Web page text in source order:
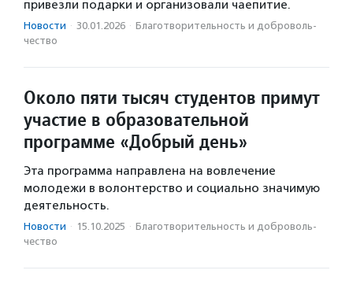
привезли подарки и организовали чаепитие.
Новости · 30.01.2026 · Благотвори­тель­ность и доброволь­
чест­во
Около пяти тысяч студентов примут
участие в образовательной
программе «Добрый день»
Эта программа направлена на вовлечение
молодежи в волонтерство и социально значимую
деятельность.
Новости · 15.10.2025 · Благотвори­тель­ность и доброволь­
чест­во